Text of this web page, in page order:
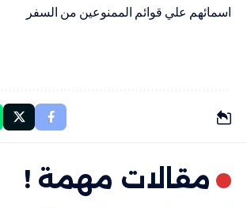
اسمائهم علي قوائم الممنوعين من السفر
مقالات مهمة !